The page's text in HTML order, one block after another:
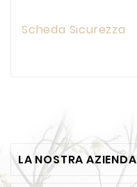
Scheda Sicurezza
LA NOSTRA AZIENDA